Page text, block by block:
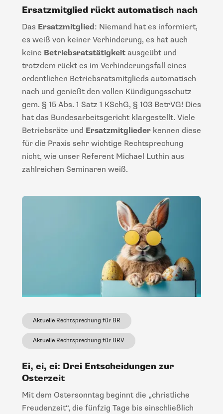
Ersatzmitglied rückt automatisch nach
Das Ersatzmitglied: Niemand hat es informiert,
es weiß von keiner Verhinderung, es hat auch
keine Betriebsratstätigkeit ausgeübt und
trotzdem rückt es im Verhinderungsfall eines
ordentlichen Betriebsratsmitglieds automatisch
nach und genießt den vollen Kündigungsschutz
gem. § 15 Abs. 1 Satz 1 KSchG, § 103 BetrVG! Dies
hat das Bundesarbeitsgericht klargestellt. Viele
Betriebsräte und Ersatzmitglieder kennen diese
für die Praxis sehr wichtige Rechtsprechung
nicht, wie unser Referent Michael Luthin aus
zahlreichen Seminaren weiß.
Aktuelle Rechtsprechung für BR
Aktuelle Rechtsprechung für BRV
Ei, ei, ei: Drei Entscheidungen zur
Osterzeit
Mit dem Ostersonntag beginnt die „christliche
Freudenzeit“, die fünfzig Tage bis einschließlich